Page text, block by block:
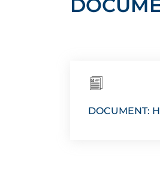
DOCUMENT: